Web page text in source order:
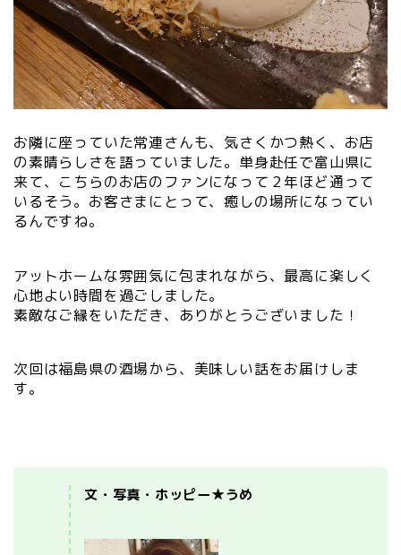
お隣に座っていた常連さんも、気さくかつ熱く、お店
の素晴らしさを語っていました。単身赴任で富山県に
来て、こちらのお店のファンになって２年ほど通って
いるそう。お客さまにとって、癒しの場所になってい
るんですね。
アットホームな雰囲気に包まれながら、最高に楽しく
心地よい時間を過ごしました。
素敵なご縁をいただき、ありがとうございました！
次回は福島県の酒場から、美味しい話をお届けしま
す。
文・写真・ホッピー★うめ